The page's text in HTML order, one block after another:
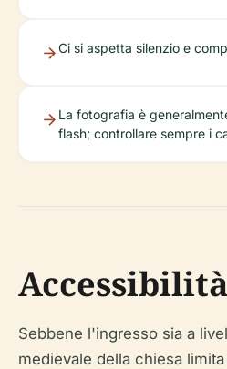
Ci si aspetta silenzio e
La fotografia è
flash; controllare sempre i
Accessibilità
Sebbene l'ingresso sia a
medievale della chiesa